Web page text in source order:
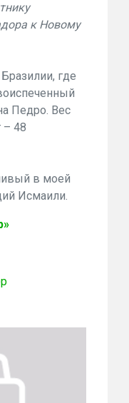
к Новому
где
Педро. Вес
– 48
в моей
Исмаили.